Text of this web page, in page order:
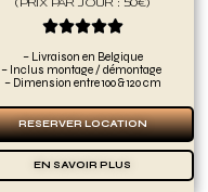
(PRIX PAR JOUR : 50€)

– Livraison en Belgique
– Inclus montage / démontage
– Dimension entre 100 & 120 cm
RESERVER LOCATION
EN SAVOIR PLUS